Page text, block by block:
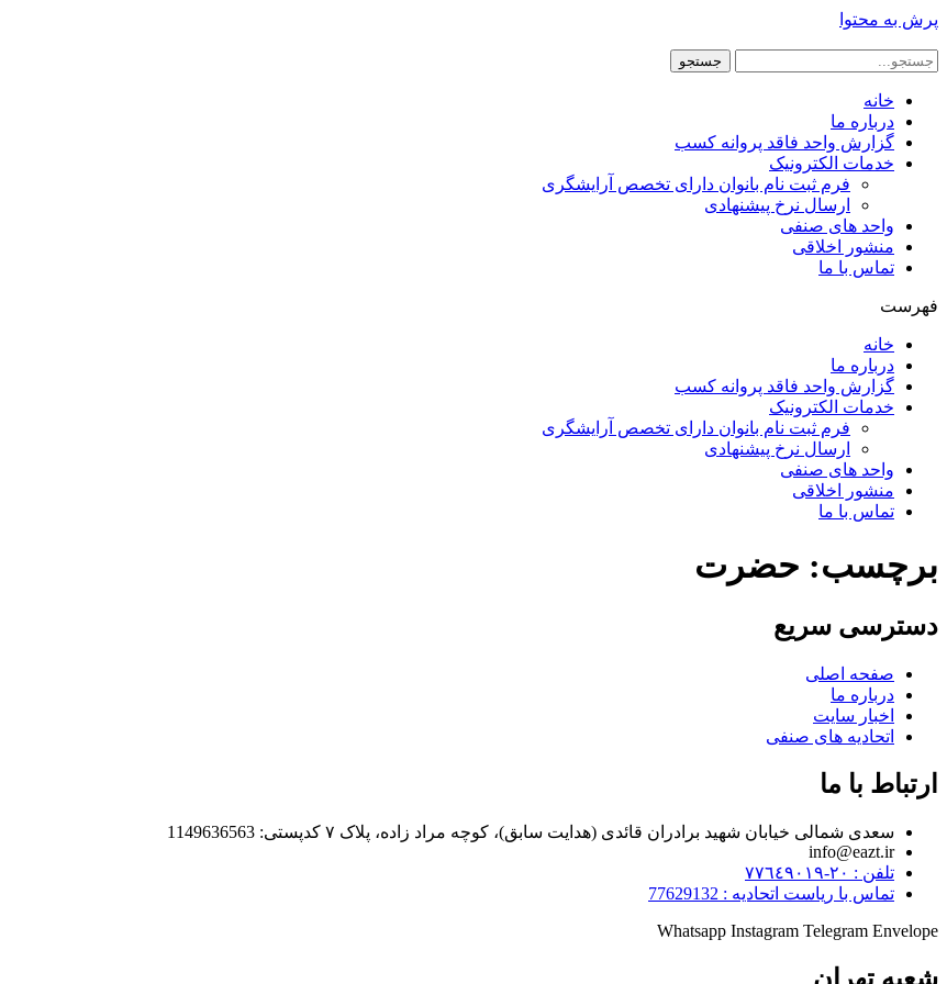
پرش به محتوا
جستجو
خانه
درباره ما
گزارش واحد فاقد پروانه کسب
خدمات الکترونیک
فرم ثبت نام بانوان دارای تخصص آرایشگری
ارسال نرخ پیشنهادی
واحد های صنفی
منشور اخلاقی
تماس با ما
فهرست
خانه
درباره ما
گزارش واحد فاقد پروانه کسب
خدمات الکترونیک
فرم ثبت نام بانوان دارای تخصص آرایشگری
ارسال نرخ پیشنهادی
واحد های صنفی
منشور اخلاقی
تماس با ما
برچسب: حضرت
دسترسی سریع
صفحه اصلی
درباره ما
اخبار سایت
اتحادیه های صنفی
ارتباط با ما
سعدی شمالی خیابان شهید برادران قائدی (هدایت سابق)، کوچه مراد زاده، پلاک ۷ کدپستی: 1149636563
info@eazt.ir
تلفن : ٢٠-٧٧٦٤٩٠١٩
تماس با ریاست اتحادیه : 77629132
Whatsapp Instagram Telegram Envelope
شعبه تهران